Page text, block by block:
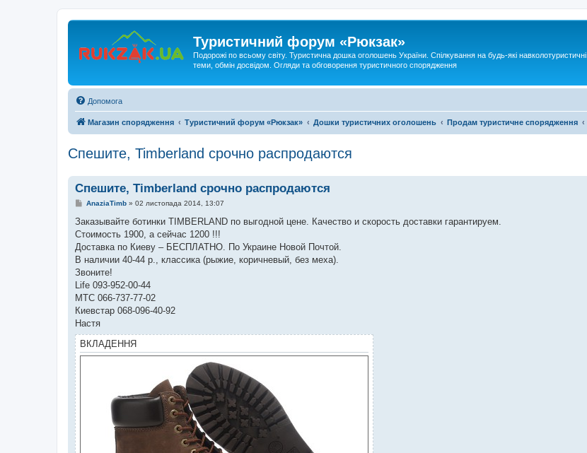
Туристичний форум «Рюкзак»
Подорожі по всьому світу. Туристична дошка оголошень України. Спілкування на будь-які навколотуристичні
теми, обмін досвідом. Огляди та обговорення туристичного спорядження
Допомога
Магазин спорядження Туристичний форум «Рюкзак» Дошки туристичних оголошень Продам туристичне спорядження
Спешите, Timberland срочно распродаются
Спешите, Timberland срочно распродаются
П
в
д
о
л
е
н
я
AnaziaTimb» 02 листопада 2014, 13:07
Заказывайте ботинки TIMBERLAND по выгодной цене. Качество и скорость доставки гарантируем.
Стоимость 1900, а сейчас 1200 !!!
Доставка по Киеву – БЕСПЛАТНО. По Украине Новой Почтой.
В наличии 40-44 р., классика (рыжие, коричневый, без меха).
Звоните!
Life 093-952-00-44
MTC 066-737-77-02
Киевстар 068-096-40-92
Настя
ВКЛАДЕННЯ